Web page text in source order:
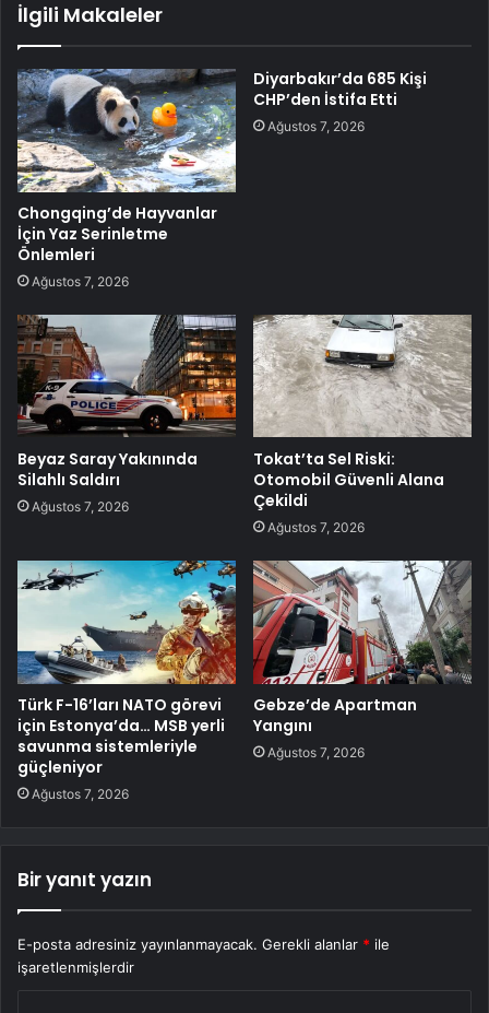
İlgili Makaleler
Chongqing’de Hayvanlar
İçin Yaz Serinletme
Önlemleri
Ağustos 7, 2026
Diyarbakır’da 685 Kişi
CHP’den İstifa Etti
Ağustos 7, 2026
Beyaz Saray Yakınında
Silahlı Saldırı
Ağustos 7, 2026
Tokat’ta Sel Riski:
Otomobil Güvenli Alana
Çekildi
Ağustos 7, 2026
Türk F-16’ları NATO görevi
için Estonya’da… MSB yerli
savunma sistemleriyle
güçleniyor
Ağustos 7, 2026
Gebze’de Apartman
Yangını
Ağustos 7, 2026
Bir yanıt yazın
E-posta adresiniz yayınlanmayacak. Gerekli alanlar * ile
işaretlenmişlerdir